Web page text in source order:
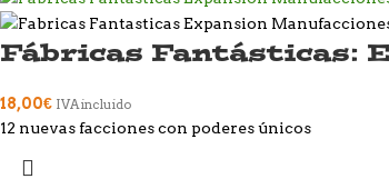
Fábricas Fantásticas:
18,00€ IVA incluido
12 nuevas facciones con poderes únicos